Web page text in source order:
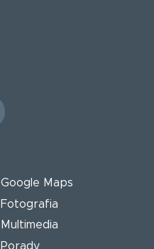
Google Maps
Fotografia
Multimedia
Porady